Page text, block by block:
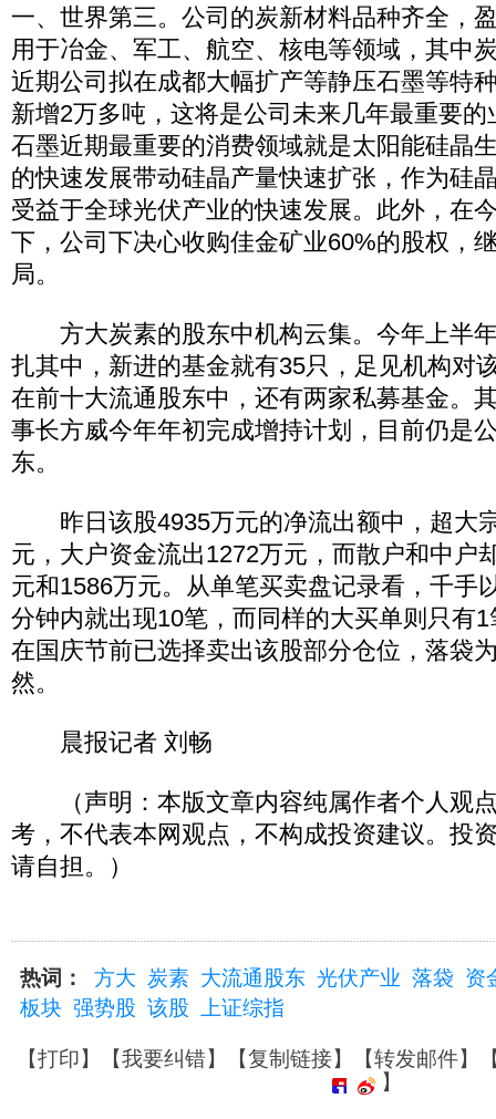
一、世界第三。公司的炭新材料品种齐全，
用于冶金、军工、航空、核电等领域，其中
近期公司拟在成都大幅扩产等静压石墨等特
新增2万多吨，这将是公司未来几年最重要
石墨近期最重要的消费领域就是太阳能硅晶
的快速发展带动硅晶产量快速扩张，作为硅
受益于全球光伏产业的快速发展。此外，在
下，公司下决心收购佳金矿业60%的股权，
局。
方大炭素的股东中机构云集。今年上半
扎其中，新进的基金就有35只，足见机构对
在前十大流通股东中，还有两家私募基金。
事长方威今年年初完成增持计划，目前仍是
东。
昨日该股4935万元的净流出额中，超大
元，大户资金流出1272万元，而散户和中户
元和1586万元。从单笔买卖盘记录看，千手
分钟内就出现10笔，而同样的大买单则只有
在国庆节前已选择卖出该股部分仓位，落袋
然。
晨报记者 刘畅
（声明：本版文章内容纯属作者个人观
考，不代表本网观点，不构成投资建议。投
请自担。）
热词： 方大 炭素 大流通股东 光伏产业 落袋 资
板块 强势股 该股 上证综指
【打印】【我要纠错】【复制链接】【转发邮件】
】